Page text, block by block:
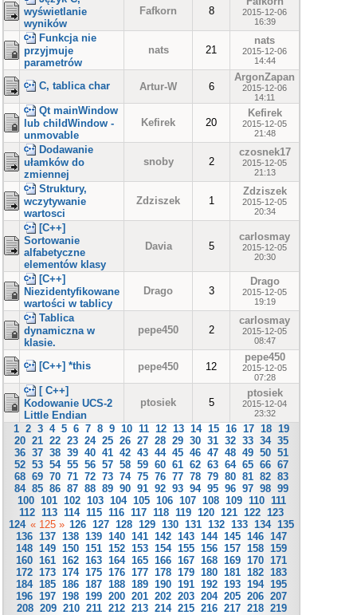
wyświetlanie
wyników
Fafkorn 8
2015-12-06
16:39
Funkcja nie
przyjmuje
parametrów
nats 21
nats
2015-12-06
14:44
C, tablica char Artur-W 6
ArgonZapan
2015-12-06
14:11
Qt mainWindow
lub childWindow -
unmovable
Kefirek 20
Kefirek
2015-12-05
21:48
Dodawanie
ułamków do
zmiennej
snoby 2
czosnek17
2015-12-05
21:13
Struktury,
wczytywanie
wartosci
Zdziszek 1
Zdziszek
2015-12-05
20:34
[C++]
Sortowanie
alfabetyczne
elementów klasy
Davia 5
carlosmay
2015-12-05
20:30
[C++]
Niezidentyfikowane
wartości w tablicy
Drago 3
Drago
2015-12-05
19:19
Tablica
dynamiczna w
klasie.
pepe450 2
carlosmay
2015-12-05
08:47
[C++] *this pepe450 12
pepe450
2015-12-05
07:28
[ C++]
Kodowanie UCS-2
Little Endian
ptosiek 5
ptosiek
2015-12-04
23:32
1 2 3 4 5 6 7 8 9 10 11 12 13 14 15 16 17 18 19
20 21 22 23 24 25 26 27 28 29 30 31 32 33 34 35
36 37 38 39 40 41 42 43 44 45 46 47 48 49 50 51
52 53 54 55 56 57 58 59 60 61 62 63 64 65 66 67
68 69 70 71 72 73 74 75 76 77 78 79 80 81 82 83
84 85 86 87 88 89 90 91 92 93 94 95 96 97 98 99
100 101 102 103 104 105 106 107 108 109 110 111
112 113 114 115 116 117 118 119 120 121 122 123
124 « 125 » 126 127 128 129 130 131 132 133 134 135
136 137 138 139 140 141 142 143 144 145 146 147
148 149 150 151 152 153 154 155 156 157 158 159
160 161 162 163 164 165 166 167 168 169 170 171
172 173 174 175 176 177 178 179 180 181 182 183
184 185 186 187 188 189 190 191 192 193 194 195
196 197 198 199 200 201 202 203 204 205 206 207
208 209 210 211 212 213 214 215 216 217 218 219